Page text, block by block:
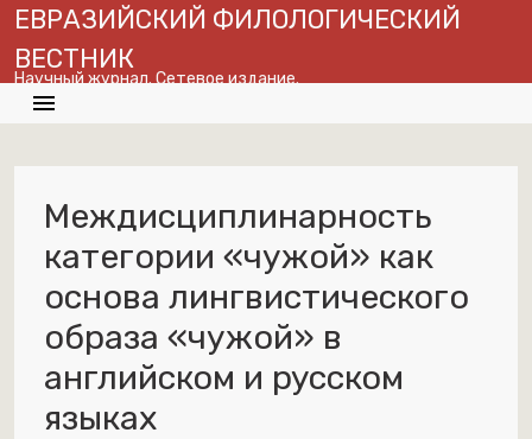
ЕВРАЗИЙСКИЙ ФИЛОЛОГИЧЕСКИЙ
ВЕСТНИК
Научный журнал. Сетевое издание.
search
menu
Междисциплинарность
категории «чужой» как
основа лингвистического
образа «чужой» в
английском и русском
языках